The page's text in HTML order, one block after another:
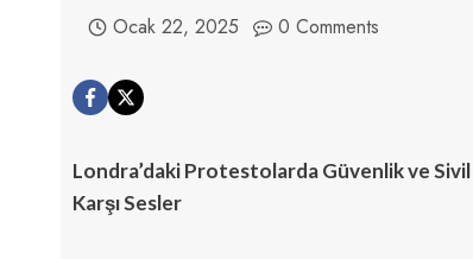
Ocak 22, 2025 0 Comments
Londra’daki Protestolarda Güvenlik ve
Karşı Sesler